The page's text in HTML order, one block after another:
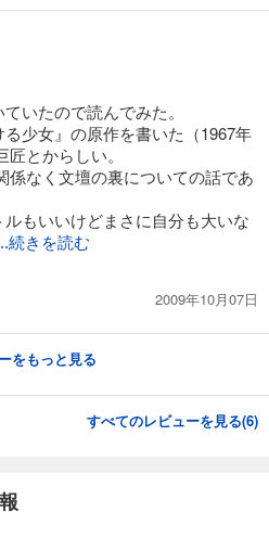
いたので読んでみた。
少女』の原作を書いた（1967年
とからしい。
係なく文壇の裏についての話であ
ルもいいけどまさに自分も大いな
続きを読む
2009年10月07日
をもっと見る
すべてのレビューを見る(6)